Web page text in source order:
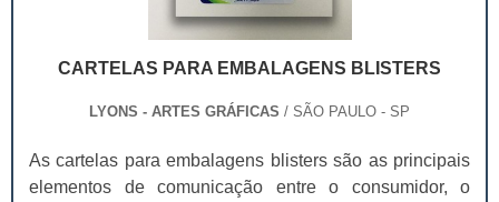
é imprescindível buscar uma empresa séria, que seja
especializada no segmento de desenvolvimento e
adquire um produto de qualidade e obtém as garantias
CARTELAS PARA EMBALAGENS BLISTERS
LYONS - ARTES GRÁFICAS / SÃO PAULO - SP
As cartelas para embalagens blisters são as principais
elementos de comunicação entre o consumidor, o